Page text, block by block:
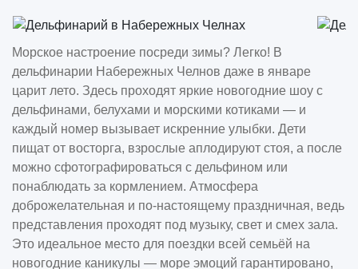
Морское настроение посреди зимы? Легко! В
дельфинарии Набережных Челнов даже в январе
царит лето. Здесь проходят яркие новогодние шоу с
дельфинами, белухами и морскими котиками — и
каждый номер вызывает искренние улыбки. Дети
пищат от восторга, взрослые аплодируют стоя, а после
можно сфотографироваться с дельфином или
понаблюдать за кормлением. Атмосфера
доброжелательная и по-настоящему праздничная, ведь
представления проходят под музыку, свет и смех зала.
Это идеальное место для поездки всей семьёй на
новогодние каникулы — море эмоций гарантировано,